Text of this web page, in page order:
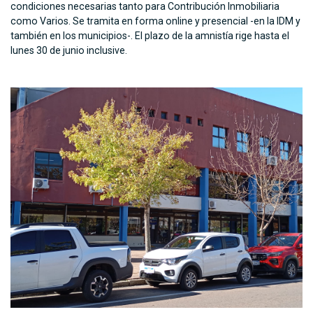
condiciones necesarias tanto para Contribución Inmobiliaria
como Varios. Se tramita en forma online y presencial -en la IDM y
también en los municipios-. El plazo de la amnistía rige hasta el
lunes 30 de junio inclusive.